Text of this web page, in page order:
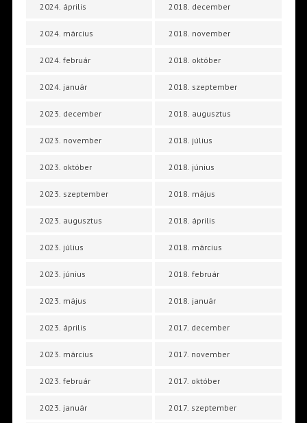
2024. április
2024. március
2024. február
2024. január
2023. december
2023. november
2023. október
2023. szeptember
2023. augusztus
2023. július
2023. június
2023. május
2023. április
2023. március
2023. február
2023. január
2018. december
2018. november
2018. október
2018. szeptember
2018. augusztus
2018. július
2018. június
2018. május
2018. április
2018. március
2018. február
2018. január
2017. december
2017. november
2017. október
2017. szeptember